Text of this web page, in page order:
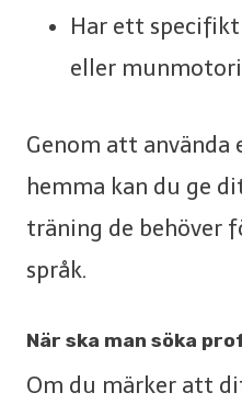
Har ett specifikt
eller
Genom att använda
hemma kan du ge
träning de behöver
språk.
När ska man söka
Om du märker att